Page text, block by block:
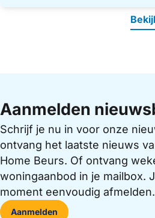
Aanmelden
Schrijf je nu in voor onze
ontvang het laatste nieuws
Home Beurs. Of ontvang
woningaanbod in je mailbox.
moment eenvoudig afmelden.
Aanmelden